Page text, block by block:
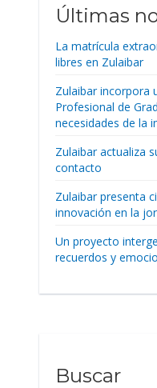
Últimas
La matrícula
libres en Zulaibar
Zulaibar incorpora
Profesional de
necesidades de la
Zulaibar actualiza
contacto
Zulaibar presenta
innovación en la
Un proyecto
recuerdos y
Buscar